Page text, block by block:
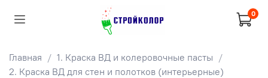
0
Главная
1. Краска ВД и колеровочные пасты
2. Краска ВД для стен и полотков (интерьерные)